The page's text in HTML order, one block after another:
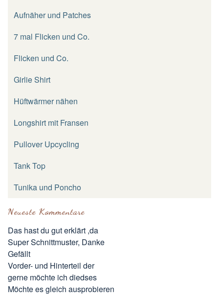
Aufnäher und Patches
7 mal Flicken und Co.
Flicken und Co.
Girlie Shirt
Hüftwärmer nähen
Longshirt mit Fransen
Pullover Upcycling
Tank Top
Tunika und Poncho
Neueste Kommentare
Das hast du gut erklärt ,da
Super Schnittmuster, Danke
Gefällt
Vorder- und Hinterteil der
gerne möchte ich diedses
Möchte es gleich ausprobieren